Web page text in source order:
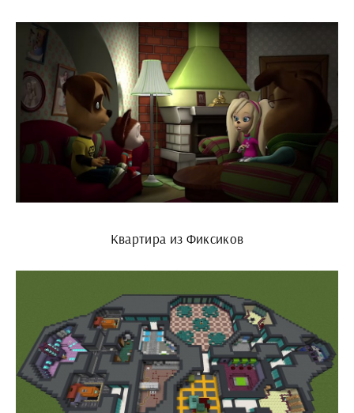
Квартира из Фиксиков